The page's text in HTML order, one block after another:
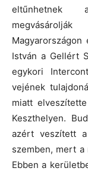
eltűnhetnek
István a Gellért
egykori
vejének
miatt
Keszthelyen.
azért veszített
szemben, mert
Ebben a